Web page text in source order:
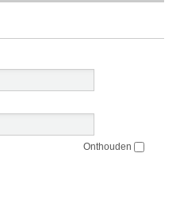
Onthouden